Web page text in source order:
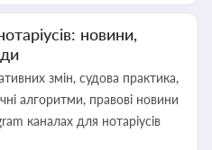
новини,
змін, судова практика,
алгоритми, правові новини
каналах для нотаріусів